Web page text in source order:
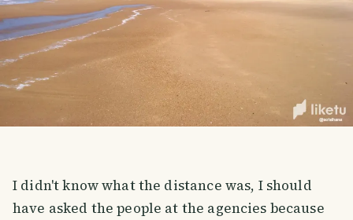
I didn't know what the distance was, I should
have asked the people at the agencies because